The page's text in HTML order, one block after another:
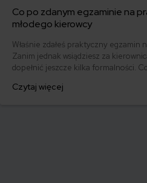
Co po zdanym egzaminie na
młodego kierowcy
Właśnie zdałeś praktyczny egzamin
Zanim jednak wsiądziesz za
dopełnić jeszcze kilka formalności.
którym szybko załatwisz sprawy
Czytaj więcej